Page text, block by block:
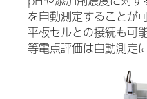
を自動測定することが可
平板セルとの接続も可能
等電点評価は自動測定